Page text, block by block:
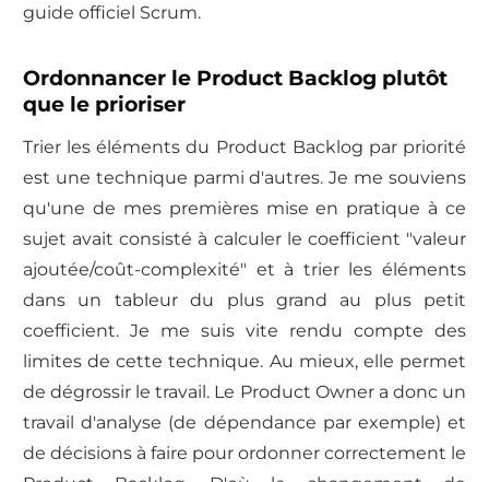
guide officiel Scrum.
Ordonnancer le Product Backlog plutôt
que le prioriser
Trier les éléments du Product Backlog par priorité
est une technique parmi d'autres. Je me souviens
qu'une de mes premières mise en pratique à ce
sujet avait consisté à calculer le coefficient "valeur
ajoutée/coût-complexité" et à trier les éléments
dans un tableur du plus grand au plus petit
coefficient. Je me suis vite rendu compte des
limites de cette technique. Au mieux, elle permet
de dégrossir le travail. Le Product Owner a donc un
travail d'analyse (de dépendance par exemple) et
de décisions à faire pour ordonner correctement le